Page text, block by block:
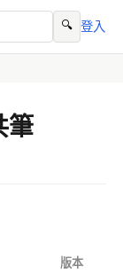
🔍 登入
筆
版本